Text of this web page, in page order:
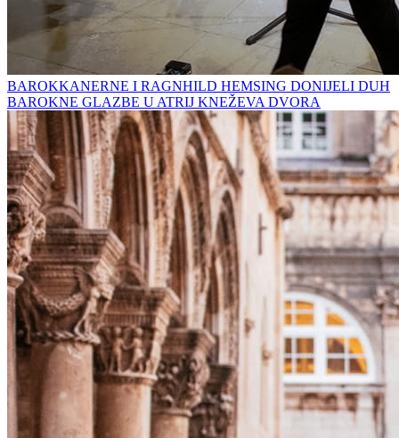
BAROKKANERNE I RAGNHILD HEMSING DONIJELI DUH
BAROKNE GLAZBE U ATRIJ KNEŽEVA DVORA